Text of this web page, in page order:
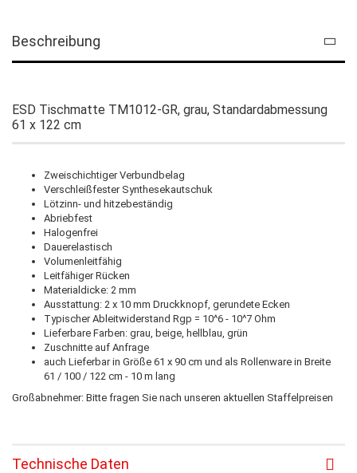
Beschreibung
ESD Tischmatte TM1012-GR, grau, Standardabmessung
61 x 122 cm
Zweischichtiger Verbundbelag
Verschleißfester Synthesekautschuk
Lötzinn- und hitzebeständig
Abriebfest
Halogenfrei
Dauerelastisch
Volumenleitfähig
Leitfähiger Rücken
Materialdicke: 2 mm
Ausstattung: 2 x 10 mm Druckknopf, gerundete Ecken
Typischer Ableitwiderstand Rgp = 10^6 - 10^7 Ohm
Lieferbare Farben: grau, beige, hellblau, grün
Zuschnitte auf Anfrage
auch Lieferbar in Größe 61 x 90 cm und als Rollenware in Breite
61 / 100 / 122 cm - 10 m lang
Großabnehmer: Bitte fragen Sie nach unseren aktuellen Staffelpreisen
Technische Daten